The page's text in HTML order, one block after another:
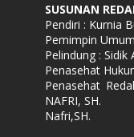
SUSUNAN
Pendiri : Kurnia
Pemimpin
Pelindung : Sidik
Penasehat
Penasehat
NAFRI, SH.
Nafri,SH.